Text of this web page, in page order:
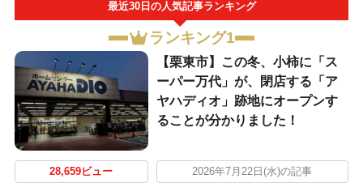
最近30日の人気記事ランキング
ランキング1
【栗東市】この冬、小柿に「ス
ーパー万代」が、閉店する「ア
ヤハディオ」跡地にオープンす
ることが分かりました！
28,659ビュー 2026年7月22日(水)の記事